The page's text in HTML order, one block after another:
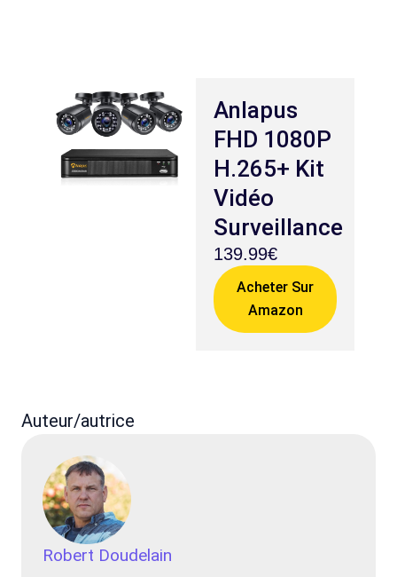
Anlapus
FHD 1080P
H.265+ Kit
Vidéo
Surveillance
139.99€
Acheter Sur
Amazon
Auteur/autrice
Robert Doudelain